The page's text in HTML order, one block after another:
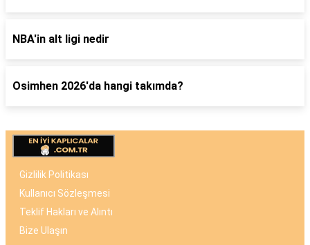
NBA'in alt ligi nedir
Osimhen 2026'da hangi takımda?
Gizlilik Politikası
Kullanıcı Sözleşmesi
Teklif Hakları ve Alıntı
Bize Ulaşın